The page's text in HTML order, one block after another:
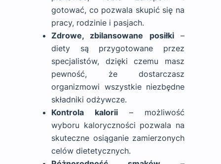
gotować, co pozwala skupić się na
pracy, rodzinie i pasjach.
Zdrowe, zbilansowane posiłki–
diety są przygotowane przez
specjalistów, dzięki czemu masz
pewność, że dostarczasz
organizmowi wszystkie niezbędne
składniki odżywcze.
Kontrola kalorii – możliwość
wyboru kaloryczności pozwala na
skuteczne osiąganie zamierzonych
celów dietetycznych.